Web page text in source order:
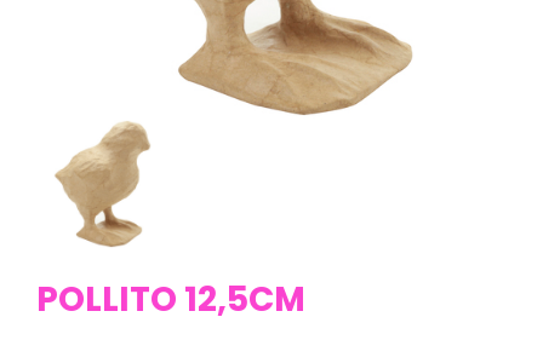
POLLITO 12,5CM